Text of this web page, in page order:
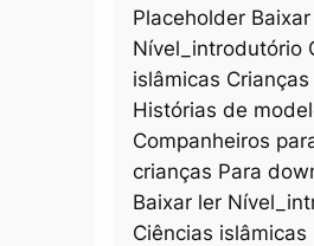
Placeholder
Nível_introdutório
islâmicas Crianças
Histórias de
Companheiros
crianças Para
Baixar ler
Ciências islâmicas